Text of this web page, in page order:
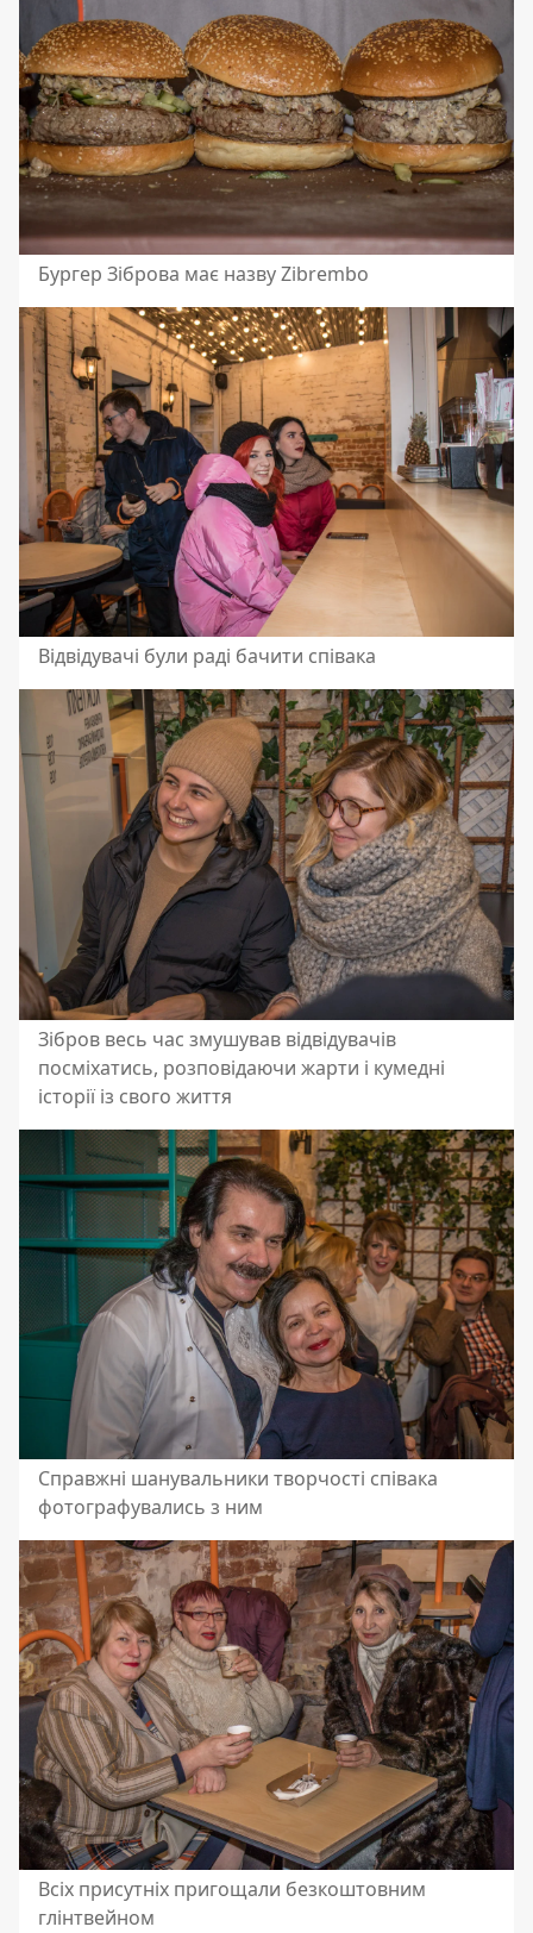
Бургер Зіброва має назву Zibrembo
Відвідувачі були раді бачити співака
Зібров весь час змушував відвідувачів
посміхатись, розповідаючи жарти і кумедні
історії із свого життя
Справжні шанувальники творчості співака
фотографувались з ним
Всіх присутніх пригощали безкоштовним
глінтвейном